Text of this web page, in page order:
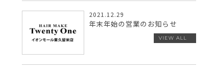
2021.12.29
年末年始の営業のお知らせ